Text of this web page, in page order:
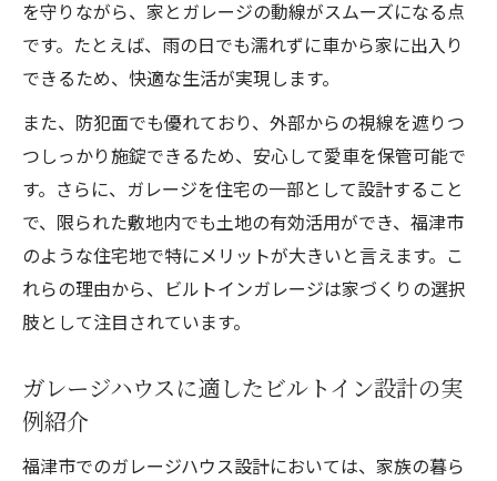
を守りながら、家とガレージの動線がスムーズになる点
です。たとえば、雨の日でも濡れずに車から家に出入り
できるため、快適な生活が実現します。
また、防犯面でも優れており、外部からの視線を遮りつ
つしっかり施錠できるため、安心して愛車を保管可能で
す。さらに、ガレージを住宅の一部として設計すること
で、限られた敷地内でも土地の有効活用ができ、福津市
のような住宅地で特にメリットが大きいと言えます。こ
れらの理由から、ビルトインガレージは家づくりの選択
肢として注目されています。
ガレージハウスに適したビルトイン設計の実
例紹介
福津市でのガレージハウス設計においては、家族の暮ら